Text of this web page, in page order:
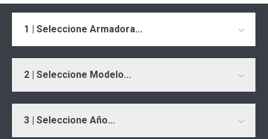
1 | Seleccione Armadora...
2 | Seleccione Modelo...
3 | Seleccione Año...